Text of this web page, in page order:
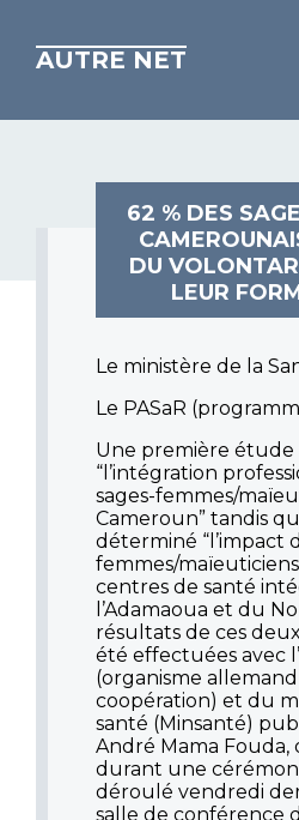
AUTRE NET
62 % DES
DU
LEUR
Le ministère de la
Le PASaR
Une première étude
“l’intégration
sages-femmes/
Cameroun” tandis
déterminé “l’impact
femmes/
centres de santé
l’Adamaoua et du
résultats de ces
été effectuées avec
(organisme
coopération) et du
santé (Minsanté)
André Mama Fouda,
durant une
déroulé vendredi
salle de conférence